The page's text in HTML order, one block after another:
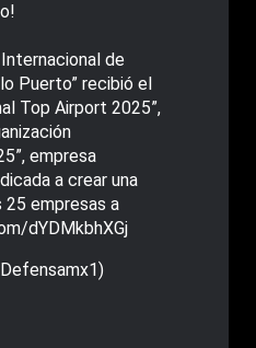
de
Puerto” recibió el
Top Airport 2025”,
empresa
a crear una
25 empresas a
dYDMkbhXGj